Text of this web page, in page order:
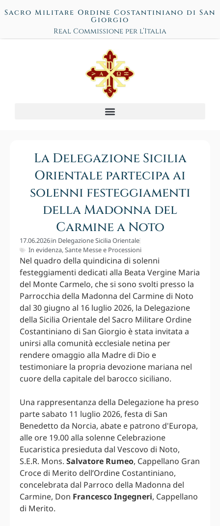
Sacro Militare Ordine Costantiniano di San
Giorgio
Real Commissione per l’Italia
La Delegazione Sicilia
Orientale partecipa ai
solenni festeggiamenti
della Madonna del
Carmine a Noto
17.06.2026in Delegazione Sicilia Orientale
In evidenza,Sante Messe e Processioni
Nel quadro della quindicina di solenni
festeggiamenti dedicati alla Beata Vergine Maria
del Monte Carmelo, che si sono svolti presso la
Parrocchia della Madonna del Carmine di Noto
dal 30 giugno al 16 luglio 2026, la Delegazione
della Sicilia Orientale del Sacro Militare Ordine
Costantiniano di San Giorgio è stata invitata a
unirsi alla comunità ecclesiale netina per
rendere omaggio alla Madre di Dio e
testimoniare la propria devozione mariana nel
cuore della capitale del barocco siciliano.
Una rappresentanza della Delegazione ha preso
parte sabato 11 luglio 2026, festa di San
Benedetto da Norcia, abate e patrono d'Europa,
alle ore 19.00 alla solenne Celebrazione
Eucaristica presieduta dal Vescovo di Noto,
S.E.R. Mons. Salvatore Rumeo, Cappellano Gran
Croce di Merito dell’Ordine Costantiniano,
concelebrata dal Parroco della Madonna del
Carmine, Don Francesco Ingegneri, Cappellano
di Merito.